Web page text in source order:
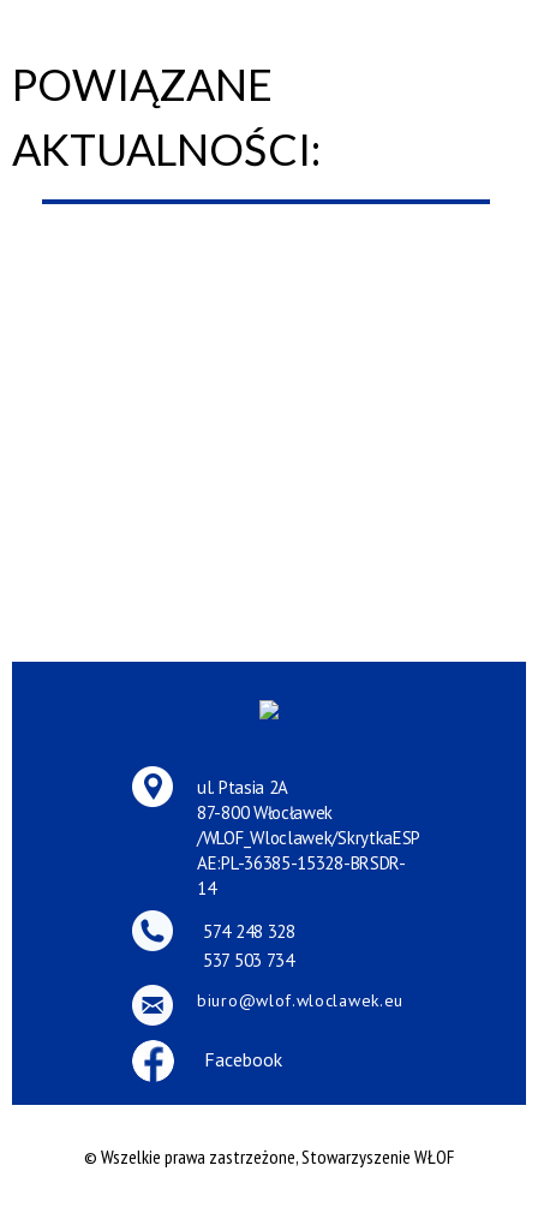
POWIĄZANE
AKTUALNOŚCI:
ul. Ptasia 2A
87-800 Włocławek
/WLOF_Wloclawek/SkrytkaESP
AE:PL-36385-15328-BRSDR-
14
574 248 328
537 503 734
biuro@wlof.wloclawek.eu
Facebook
© Wszelkie prawa zastrzeżone, Stowarzyszenie WŁOF